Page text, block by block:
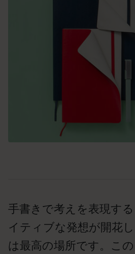
手書きで考えを表現す
イティブな発想が開花
は最高の場所です。こ